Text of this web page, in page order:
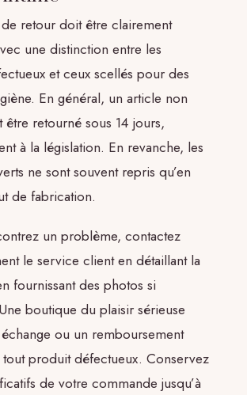
retour doit être clairement
une distinction entre les
et ceux scellés pour des
En général, un article non
retourné sous 14 jours,
à la législation. En revanche, les
ne sont souvent repris qu’en
de fabrication.
un problème, contactez
le service client en détaillant la
fournissant des photos si
boutique du plaisir sérieuse
ou un remboursement
produit défectueux. Conservez
de votre commande jusqu’à